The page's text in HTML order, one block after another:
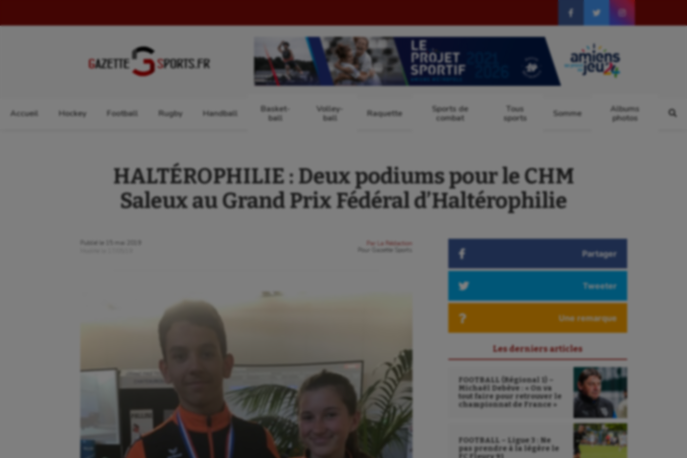
Accueil Hockey Football Rugby Handball
Basket-
ball
Volley-
ball
Raquette
Sports de
combat
Tous
sports
Somme
Albums
photos
HALTÉROPHILIE : Deux podiums pour le CHM
Saleux au Grand Prix Fédéral d’Haltérophilie
Publié le
15 mai 2019
Par
La Rédaction
Gazette Sports Partager
Tweeter
Une remarque
Les derniers articles
FOOTBALL (Régional 1) –
Michaël Debève : « On va
tout faire pour retrouver le
championnat de France »
FOOTBALL – Ligue 3 : Ne
pas prendre à la légère le